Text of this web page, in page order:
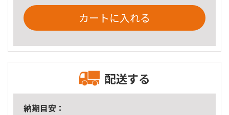
カートに入れる
配送する
納期目安：